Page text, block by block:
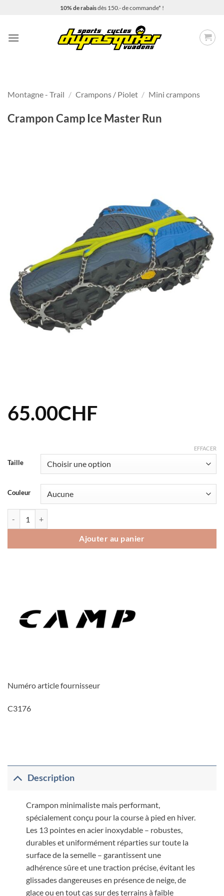
10% de rabaisdès 150.- de commande* !
Montagne - Trail / Crampons / Piolet / Mini crampons
Crampon Camp Ice Master Run
65.00CHF
Taille
Couleur
EFFACER
Ajouter au panier
Numéro article fournisseur
C3176
Description
Crampon minimaliste mais performant,
spécialement conçu pour la course à pied en hiver.
Les 13 pointes en acier inoxydable – robustes,
durables et uniformément réparties sur toute la
surface de la semelle – garantissent une
adhérence sûre et une traction précise, évitant les
glissades dangereuses en présence de neige, de
glace ou en tout cas sur des terrains à faible